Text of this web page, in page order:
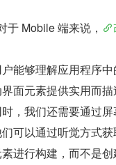
Mobile 端来说，
户能够理解应用程序
面元素提供实用而
，我们还需要通过
可以通过听觉方式获
进行构建，而不是